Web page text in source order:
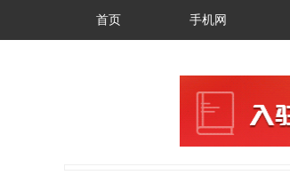
首页 手机网